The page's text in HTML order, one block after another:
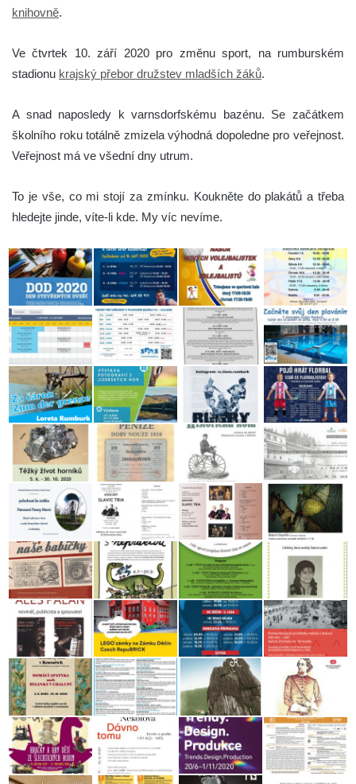
knihovně.
Ve čtvrtek 10. září 2020 pro změnu sport, na rumburském
stadionu krajský přebor družstev mladších žáků.
A snad naposledy k varnsdorfskému bazénu. Se začátkem
školního roku totálně zmizela výhodná dopoledne pro veřejnost.
Veřejnost má ve všední dny utrum.
To je vše, co mi stojí za zmínku. Koukněte do plakátů a třeba
hledejte jinde, víte-li kde. My víc nevíme.